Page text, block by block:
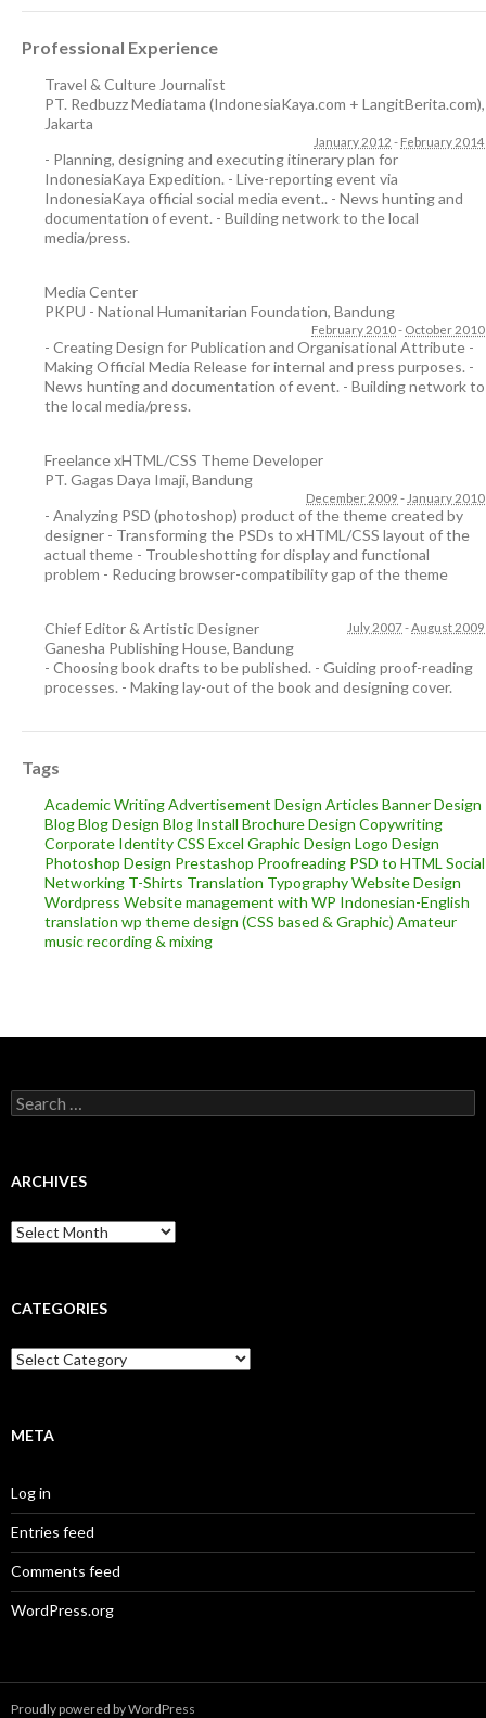
Professional Experience
Travel & Culture Journalist
PT. Redbuzz Mediatama (IndonesiaKaya.com + LangitBerita.com),
Jakarta
January 2012 - February 2014
- Planning, designing and executing itinerary plan for
IndonesiaKaya Expedition. - Live-reporting event via
IndonesiaKaya official social media event.. - News hunting and
documentation of event. - Building network to the local
media/press.
Media Center
PKPU - National Humanitarian Foundation, Bandung
February 2010- October 2010
- Creating Design for Publication and Organisational Attribute -
Making Official Media Release for internal and press purposes. -
News hunting and documentation of event. - Building network to
the local media/press.
Freelance xHTML/CSS Theme Developer
PT. Gagas Daya Imaji, Bandung
December 2009 - January 2010
- Analyzing PSD (photoshop) product of the theme created by
designer - Transforming the PSDs to xHTML/CSS layout of the
actual theme - Troubleshotting for display and functional
problem - Reducing browser-compatibility gap of the theme
Chief Editor & Artistic Designer
Ganesha Publishing House, Bandung
July 2007-August 2009
- Choosing book drafts to be published. - Guiding proof-reading
processes. - Making lay-out of the book and designing cover.
Tags
Academic WritingAdvertisement Design Articles Banner Design
BlogBlog Design Blog Install Brochure Design Copywriting
Corporate IdentityCSS Excel Graphic Design Logo Design
Photoshop Design Prestashop Proofreading PSD to HTML Social
Networking T-Shirts Translation TypographyWebsite Design
Wordpress Website management with WP Indonesian-English
translation wp theme design (CSS based & Graphic) Amateur
music recording & mixing
Search
for:
ARCHIVES
Archives
CATEGORIES
Categories
META
Log in
Entries feed
Comments feed
WordPress.org
Proudly powered by WordPress